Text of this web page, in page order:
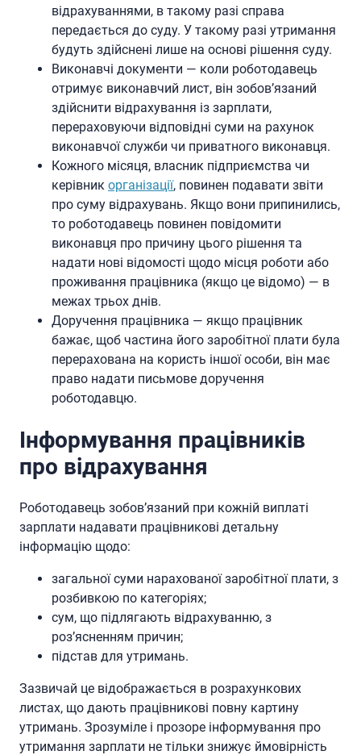
відрахуваннями, в такому разі справа
передається до суду. У такому разі утримання
будуть здійснені лише на основі рішення суду.
Виконавчі документи — коли роботодавець
отримує виконавчий лист, він зобов’язаний
здійснити відрахування із зарплати,
перераховуючи відповідні суми на рахунок
виконавчої служби чи приватного виконавця.
Кожного місяця, власник підприємства чи
керівник організації, повинен подавати звіти
про суму відрахувань. Якщо вони припинились,
то роботодавець повинен повідомити
виконавця про причину цього рішення та
надати нові відомості щодо місця роботи або
проживання працівника (якщо це відомо) — в
межах трьох днів.
Доручення працівника — якщо працівник
бажає, щоб частина його заробітної плати була
перерахована на користь іншої особи, він має
право надати письмове доручення
роботодавцю.
Інформування працівників
про відрахування
Роботодавець зобов’язаний при кожній виплаті
зарплати надавати працівникові детальну
інформацію щодо:
загальної суми нарахованої заробітної плати, з
розбивкою по категоріях;
сум, що підлягають відрахуванню, з
роз’ясненням причин;
підстав для утримань.
Зазвичай це відображається в розрахункових
листах, що дають працівникові повну картину
утримань. Зрозуміле і прозоре інформування про
утримання зарплати не тільки знижує ймовірність